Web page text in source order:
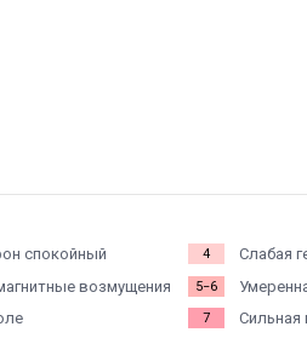
спокойный
возмущения
4 Слабая
5−6
7 Сильная